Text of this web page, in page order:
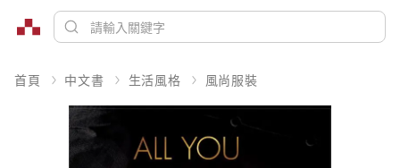
首頁 中文書 生活風格 風尚服裝